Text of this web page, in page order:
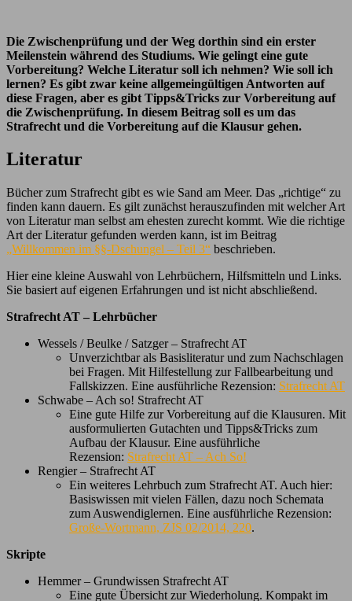
Die Zwischenprüfung und der Weg dorthin sind ein erster
Meilenstein während des Studiums. Wie gelingt eine gute
Vorbereitung? Welche Literatur soll ich nehmen? Wie soll ich
lernen? Es gibt zwar keine allgemeingültigen Antworten auf
diese Fragen, aber es gibt Tipps&Tricks zur Vorbereitung auf
die Zwischenprüfung. In diesem Beitrag soll es um das
Strafrecht und die Vorbereitung auf die Klausur gehen.
Literatur
Bücher zum Strafrecht gibt es wie Sand am Meer. Das „richtige“ zu
finden kann dauern. Es gilt zunächst herauszufinden mit welcher Art
von Literatur man selbst am ehesten zurecht kommt. Wie die richtige
Art der Literatur gefunden werden kann, ist im Beitrag
„Willkommen im §§-Dschungel – Teil 3“ beschrieben.
Hier eine kleine Auswahl von Lehrbüchern, Hilfsmitteln und Links.
Sie basiert auf eigenen Erfahrungen und ist nicht abschließend.
Strafrecht AT – Lehrbücher
Wessels / Beulke / Satzger – Strafrecht AT
Unverzichtbar als Basisliteratur und zum Nachschlagen
bei Fragen. Mit Hilfestellung zur Fallbearbeitung und
Fallskizzen. Eine ausführliche Rezension: Strafrecht AT
Schwabe – Ach so! Strafrecht AT
Eine gute Hilfe zur Vorbereitung auf die Klausuren. Mit
ausformulierten Gutachten und Tipps&Tricks zum
Aufbau der Klausur. Eine ausführliche
Rezension: Strafrecht AT – Ach So!
Rengier – Strafrecht AT
Ein weiteres Lehrbuch zum Strafrecht AT. Auch hier:
Basiswissen mit vielen Fällen, dazu noch Schemata
zum Auswendiglernen. Eine ausführliche Rezension:
Große-Wortmann, ZJS 02/2014, 220.
Skripte
Hemmer – Grundwissen Strafrecht AT
Eine gute Übersicht zur Wiederholung. Kompakt im